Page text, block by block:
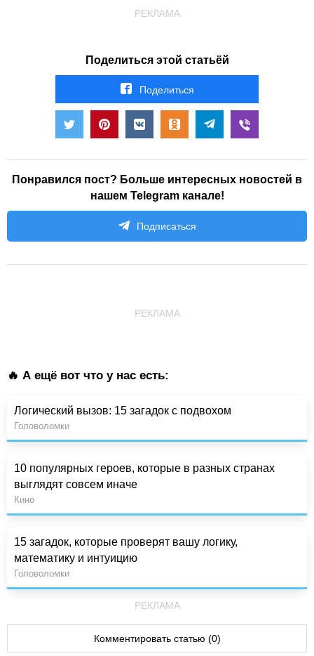
РЕКЛАМА
Поделиться этой статьёй
Поделиться
Понравился пост? Больше интересных новостей в
нашем Telegram канале!
Подписаться
РЕКЛАМА
🔥 А ещё вот что у нас есть:
Логический вызов: 15 загадок с подвохом
Головоломки
10 популярных героев, которые в разных странах
выглядят совсем иначе
Кино
15 загадок, которые проверят вашу логику,
математику и интуицию
Головоломки
РЕКЛАМА
Комментировать статью (0)